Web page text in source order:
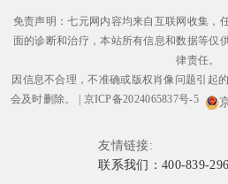
免责声明：七元网内容均来自互联网收集，
面的诊断和治疗，本站所有信息和数据等仅
律责任。
因信息不合理，不准确或版权肖像问题引起
会及时删除。
京ICP备2024065837号-5
友情链接:
联系我们：400-839-